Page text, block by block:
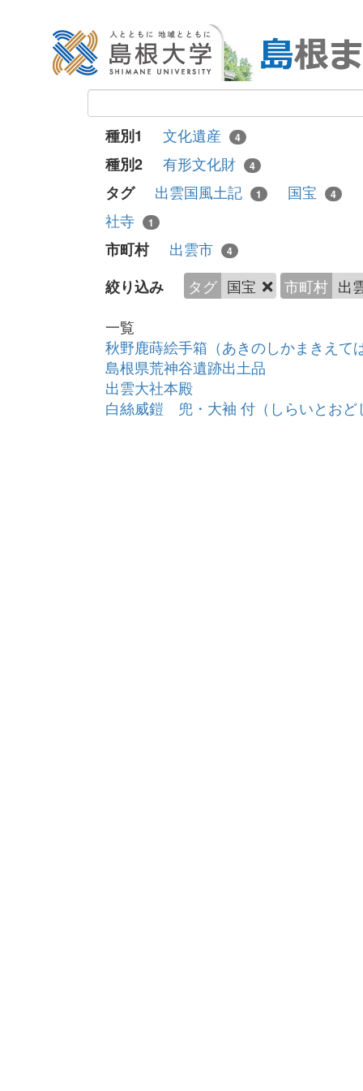
種別1 文化遺産 4
種別2 有形文化財 4
タグ 出雲国風土記 1 国宝 4
社寺
1
市町村 出雲市 4
絞り込み タグ 国宝 市町村 出
一覧
秋野鹿蒔絵手箱（あきのしかまきえて
島根県荒神谷遺跡出土品
出雲大社本殿
白絲威鎧 兜・大袖 付（しらいとお